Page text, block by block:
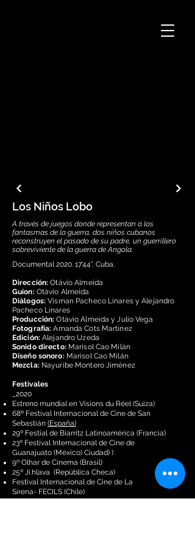
Los Niños Lobo
A través de juegos donde representan a los
fantasmas de la guerra, dos niños cubanos
reconstruyen el pasado de su padre, un guerrillero
sobreviviente de la guerra de Angola.
Documental 2020. 17'44”. Cuba.
Dirección:Otávio Almeida
Guion: Otávio Almeida
Diálogos:Visman Pacheco Linares y Alejandro
Pacheco Linares
Producción:Otávio Almeida y Julio Vega
Fotografía:Amanda Cots Martínez
Edición:Alejandro Uzeda
Sonido directo:Marisol Cao Milán
Diseño sonoro: Marisol Cao Milán
Mezcla: Nayuribe Montero Jiménez
Festivales
_2020
Estreno mundial en Visions du Réel(Suiza)
68º Festival Internacional de Cine de San
Sebastián (España)
29º Festial de Biarritz Latinoamérica (Francia)
23º Festival Internacional de Cine de
Guanajuato (México) Ciudad) )
9º Olhar de Cinema (Brasil)
25º Ji.hlava (República Checa)
Festival Internacional de Cine de La
Sirena- FECILS (Chile)